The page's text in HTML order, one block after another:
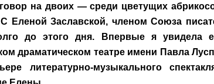
на двоих — среди цветущих
Еленой Заславской, членом Союза
до этого дня. Впервые я увидела
драматическом театре имени Павла
литературно-музыкального